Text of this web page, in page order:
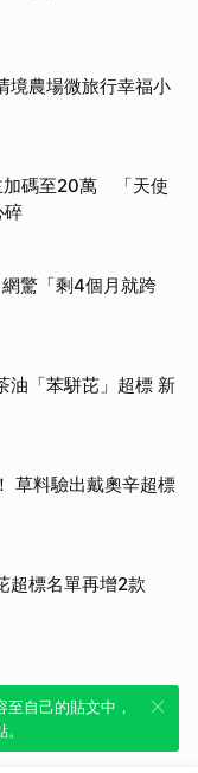
境農場微旅行幸福小
加碼至20萬 「天使
碎
驚「剩4個月就跨
油「苯駢芘」超標 新
草料驗出戴奧辛超標
超標名單再增2款
透過發布貼
自己的貼文中，